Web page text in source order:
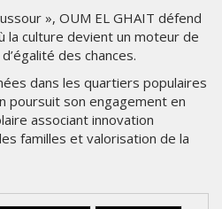
», OUM EL GHAIT défend
la culture devient un moteur de
des chances.
dans les quartiers populaires
poursuit son engagement en
associant innovation
familles et valorisation de la